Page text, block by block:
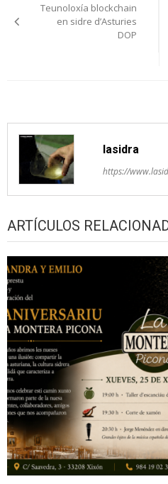
pelos
Teunoloxía blockchain
en sidre d’Asturies
DOP
lasidra
https://
ARTÍCULOS